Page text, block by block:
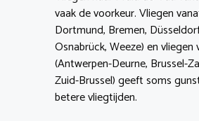
vaak de voorkeur. Vliegen
Dortmund, Bremen,
Osnabrück, Weeze) en vliegen
(Antwerpen-Deurne, Brussel-
Zuid-Brussel) geeft soms
betere vliegtijden.